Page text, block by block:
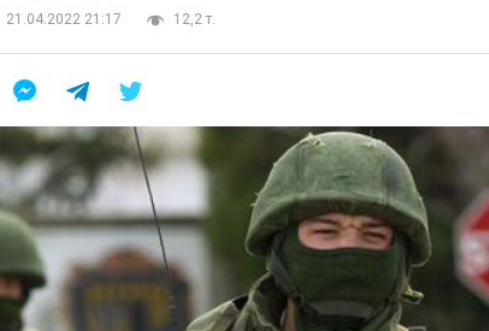
21.04.2022 21:17
12,2 т.